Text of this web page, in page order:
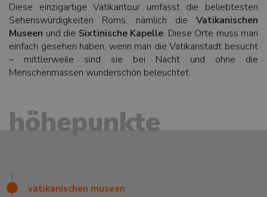
Diese einzigartige Vatikantour umfasst die beliebtesten
Sehenswürdigkeiten Roms, nämlich die Vatikanischen
Museen und die Sixtinische Kapelle. Diese Orte muss man
einfach gesehen haben, wenn man die Vatikanstadt besucht
– mittlerweile sind sie bei Nacht und ohne die
Menschenmassen wunderschön beleuchtet.
höhepunkte
vatikanischen museen